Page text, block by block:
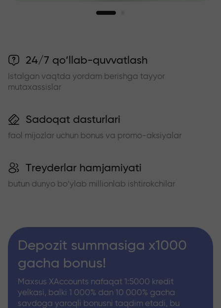
24/7 qo‘llab-quvvatlash
Istalgan vaqtda yordam berishga tayyor
mutaxassislar
Sadoqat dasturlari
faol mijozlar uchun bonus va promo-aksiyalar
Treyderlar hamjamiyati
butun dunyo bo‘ylab millionlab ishtirokchilar
Depozit summasiga x1000
gacha bonus!
Maxsus XAccounts nafaqat 1:5000 kredit
yelkasi, balki 1 000% dan 10 000% gacha
savdoga yaroqli bonusni taqdim etadi, bu